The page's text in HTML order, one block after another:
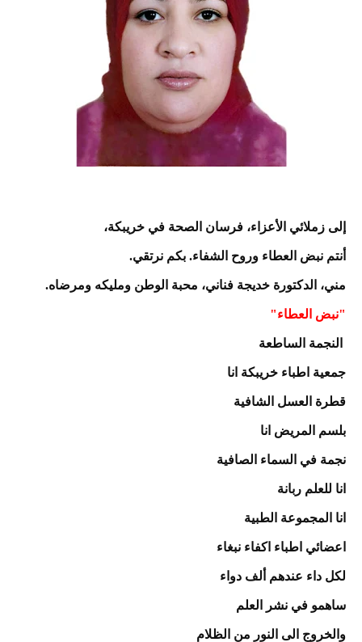
إلى زملائي الأعزاء، فرسان الصحة في خريبكة،
أنتم نبض العطاء وروح الشفاء. بكم نرتقي.
مني، الدكتورة خديجة فناني، محبة الوطن ومليكه ومرضاه.
"نبض العطاء"
النجمة الساطعة
جمعية اطباء خريبكة انا
قطرة العسل الشافية
بلسم المريض انا
نجمة في السماء الصافية
انا للعلم ربانة
انا المجموعة الطبية
اعضائي اطباء اكفاء نبغاء
لكل داء عندهم ألف دواء
ساهمو في نشر العلم
والخروج الى النور من الظلام